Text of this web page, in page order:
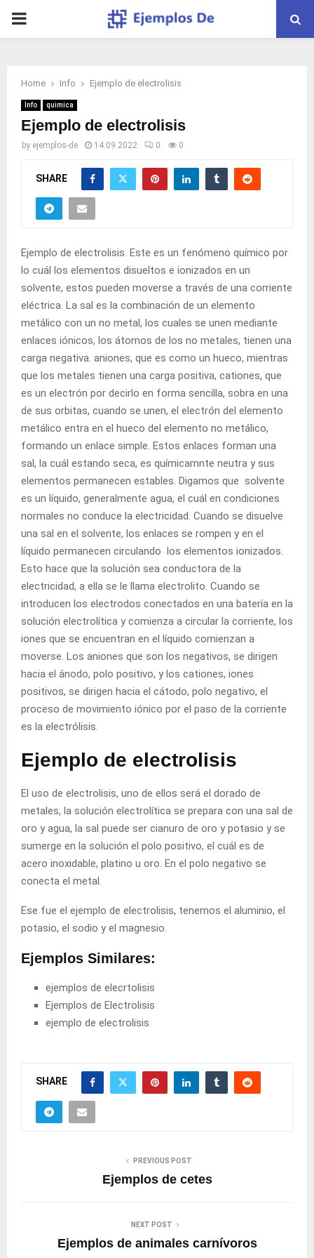
PRIMARY
Home Info Ejemplo de electrolisis
Info quimica
Ejemplo de electrolisis
by ejemplos-de 14.09.2022 0 0
SHARE
Ejemplo de electrolisis. Este es un fenómeno químico por
lo cuál los elementos disueltos e ionizados en un
solvente, estos pueden moverse a través de una corriente
eléctrica. La sal es la combinación de un elemento
metálico con un no metal, los cuales se unen mediante
enlaces iónicos, los átomos de los no metales, tienen una
carga negativa. aniones, que es como un hueco, mientras
que los metales tienen una carga positiva, cationes, que
es un electrón por decirlo en forma sencilla, sobra en una
de sus orbitas, cuando se unen, el electrón del elemento
metálico entra en el hueco del elemento no metálico,
formando un enlace simple. Estos enlaces forman una
sal, la cuál estando seca, es químicamnte neutra y sus
elementos permanecen estables. Digamos que solvente
es un líquido, generalmente agua, el cuál en condiciones
normales no conduce la electricidad. Cuando se disuelve
una sal en el solvente, los enlaces se rompen y en el
líquido permanecen circulando los elementos ionizados.
Esto hace que la solución sea conductora de la
electricidad, a ella se le llama electrolito. Cuando se
introducen los electrodos conectados en una batería en la
solución electrolítica y comienza a circular la corriente, los
iones que se encuentran en el líquido comienzan a
moverse. Los aniones que son los negativos, se dirigen
hacia el ánodo, polo positivo, y los cationes, iones
positivos, se dirigen hacia el cátodo, polo negativo, el
proceso de movimiento iónico por el paso de la corriente
es la electrólisis.
Ejemplo de electrolisis
El uso de electrolisis, uno de ellos será el dorado de
metales, la solución electrolítica se prepara con una sal de
oro y agua, la sal puede ser cianuro de oro y potasio y se
sumerge en la solución el polo positivo, el cuál es de
acero inoxidable, platino u oro. En el polo negativo se
conecta el metal.
Ese fue el ejemplo de electrolisis, tenemos el aluminio, el
potasio, el sodio y el magnesio.
Ejemplos Similares:
ejemplos de elecrtolisis
Ejemplos de Electrolisis
ejemplo de electrolisis
SHARE
PREVIOUS POST
Ejemplos de cetes
NEXT POST
Ejemplos de animales carnívoros